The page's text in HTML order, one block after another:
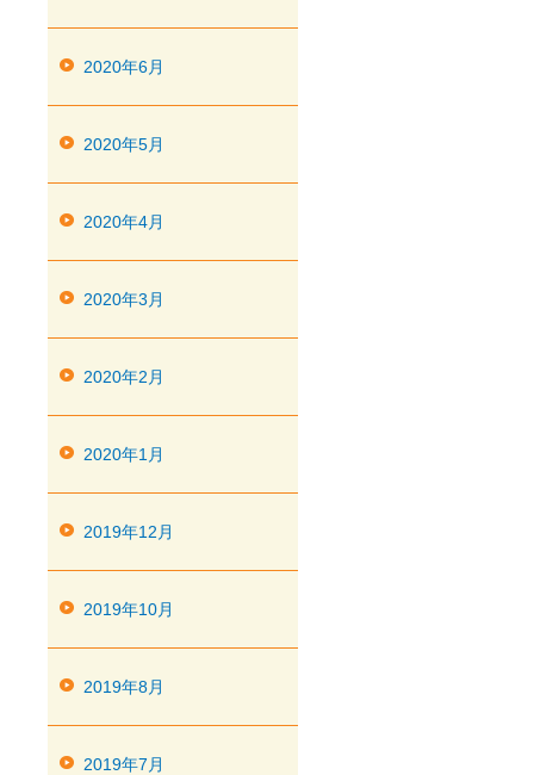
2020年6月
2020年5月
2020年4月
2020年3月
2020年2月
2020年1月
2019年12月
2019年10月
2019年8月
2019年7月